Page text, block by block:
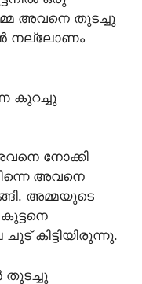
അവനെ തുടച്ചു
നല്ലോണം
കുറച്ചു
നോക്കി
അവനെ
അമ്മയുടെ
കിട്ടിയിരുന്നു.
തുടച്ചു